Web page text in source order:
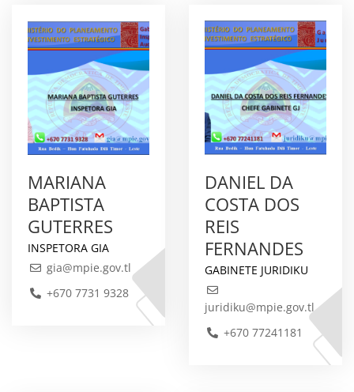
MARIANA
BAPTISTA
GUTERRES
INSPETORA GIA
gia@mpie.gov.tl
+670 7731 9328
DANIEL DA
COSTA DOS
REIS
FERNANDES
GABINETE JURIDIKU
juridiku@mpie.gov.tl
+670 77241181